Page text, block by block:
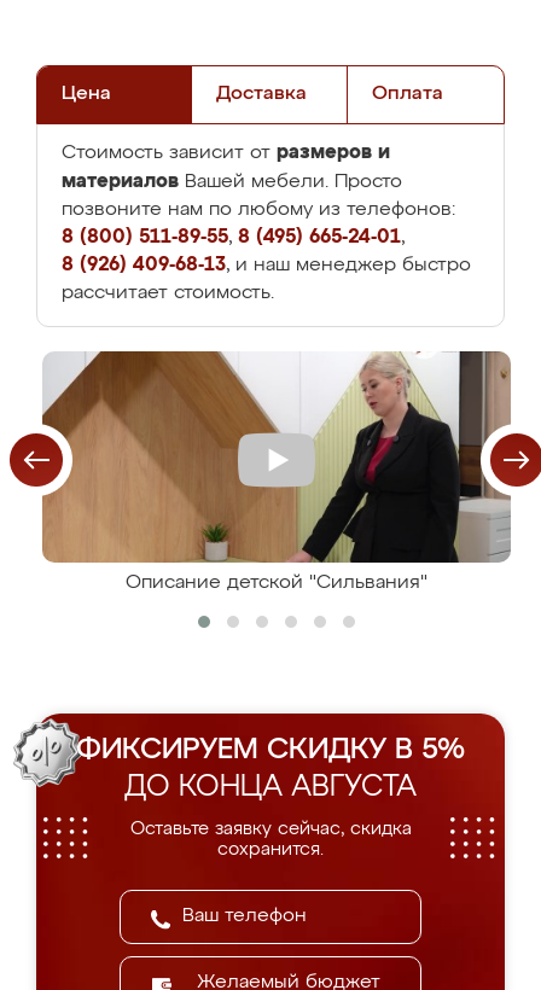
Цена Доставка Оплата
Стоимость зависит от размеров и
материалов Вашей мебели. Просто
позвоните нам по любому из телефонов:
8 (800) 511-89-55, 8 (495) 665-24-01,
8 (926) 409-68-13, и наш менеджер быстро
рассчитает стоимость.
Описание детской "Сильвания"
ФИКСИРУЕМ СКИДКУ В 5%
ДО КОНЦА АВГУСТА
Оставьте заявку сейчас, скидка
сохранится.
Желаемый бюджет